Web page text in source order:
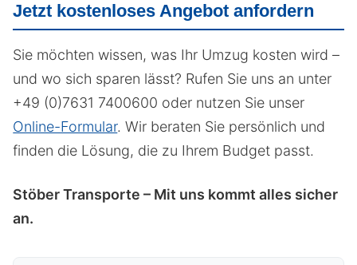
Jetzt kostenloses Angebot anfordern
Sie möchten wissen, was Ihr Umzug kosten wird –
und wo sich sparen lässt? Rufen Sie uns an unter
+49 (0)7631 7400600 oder nutzen Sie unser
Online-Formular. Wir beraten Sie persönlich und
finden die Lösung, die zu Ihrem Budget passt.
Stöber Transporte – Mit uns kommt alles sicher
an.